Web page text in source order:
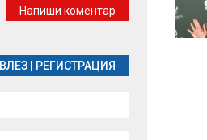
наистина работи
Напиши коментар
ВЛЕЗ РЕГИСТРАЦИЯ